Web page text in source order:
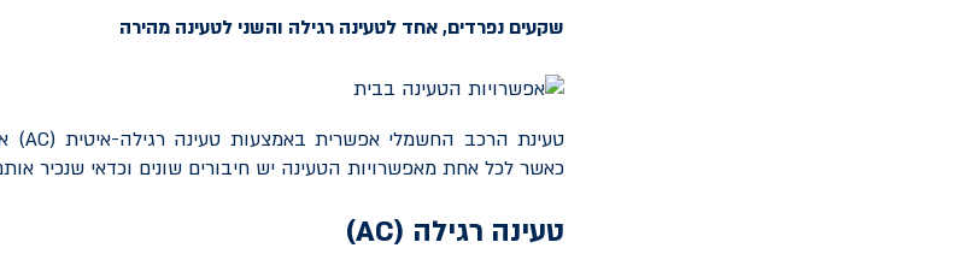
שקעים נפרדים, אחד לטעינה רגילה והשני לטעינה מהירה
טעינת הרכב החשמלי אפשרית באמצעות טעינה רגילה-איטית (AC
)
כאשר לכל אחת מאפשרויות הטעינה יש חיבורים שונים וכדאי שנכיר
טעינה רגילה (AC
)